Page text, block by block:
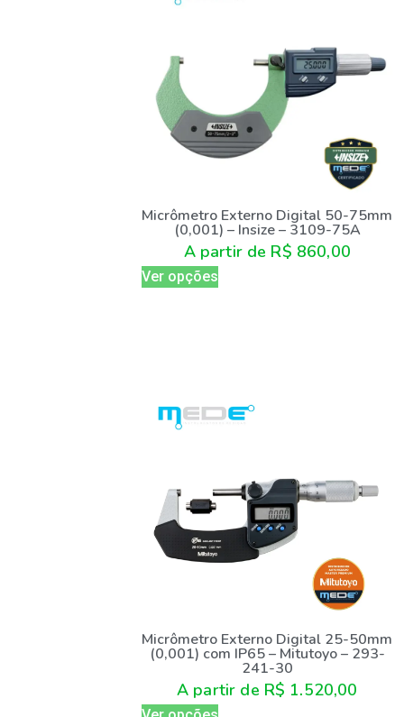
Micrômetro Externo Digital 50-75mm
(0,001) – Insize – 3109-75A
A partir de R$ 860,00
Ver opções
Micrômetro Externo Digital 25-50mm
(0,001) com IP65 – Mitutoyo – 293-
241-30
A partir de R$ 1.520,00